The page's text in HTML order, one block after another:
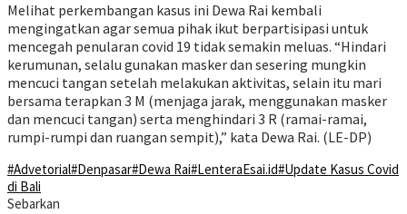
Melihat perkembangan kasus ini Dewa Rai kembali
mengingatkan agar semua pihak ikut berpartisipasi untuk
mencegah penularan covid 19 tidak semakin meluas. “Hindari
kerumunan, selalu gunakan masker dan sesering mungkin
mencuci tangan setelah melakukan aktivitas, selain itu mari
bersama terapkan 3 M (menjaga jarak, menggunakan masker
dan mencuci tangan) serta menghindari 3 R (ramai-ramai,
rumpi-rumpi dan ruangan sempit),” kata Dewa Rai. (LE-DP)
#Advetorial#Denpasar#Dewa Rai#LenteraEsai.id#Update Kasus Covid
di Bali
Sebarkan